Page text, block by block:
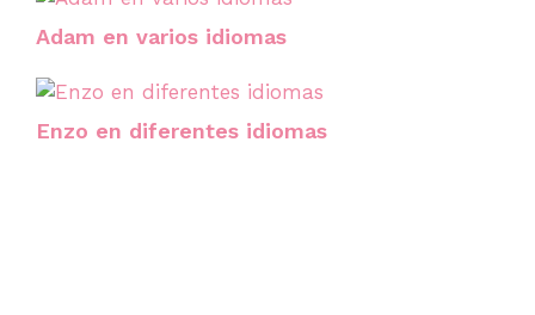
Adam en varios idiomas
Enzo en diferentes idiomas